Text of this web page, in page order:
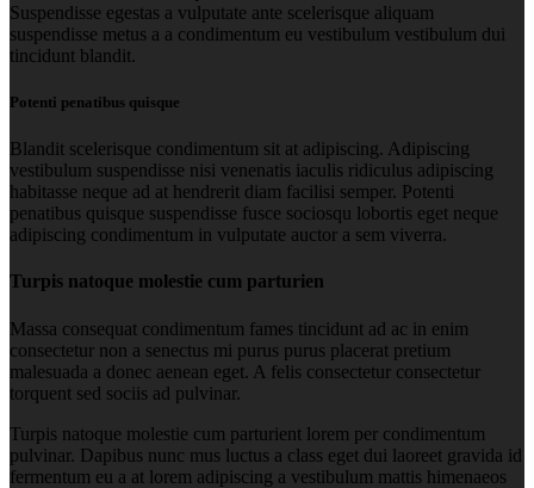
Suspendisse egestas a vulputate ante scelerisque aliquam
suspendisse metus a a condimentum eu vestibulum vestibulum dui
tincidunt blandit.
Potenti penatibus quisque
Blandit scelerisque condimentum sit at adipiscing. Adipiscing
vestibulum suspendisse nisi venenatis iaculis ridiculus adipiscing
habitasse neque ad at hendrerit diam facilisi semper. Potenti
penatibus quisque suspendisse fusce sociosqu lobortis eget neque
adipiscing condimentum in vulputate auctor a sem viverra.
Turpis natoque molestie cum parturien
Massa consequat condimentum fames tincidunt ad ac in enim
consectetur non a senectus mi purus purus placerat pretium
malesuada a donec aenean eget. A felis consectetur consectetur
torquent sed sociis ad pulvinar.
Turpis natoque molestie cum parturient lorem per condimentum
pulvinar. Dapibus nunc mus luctus a class eget dui laoreet gravida id
fermentum eu a at lorem adipiscing a vestibulum mattis himenaeos